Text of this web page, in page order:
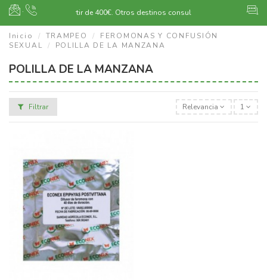
·
Envío gratuito a partir de 400€. Otros destinos consultar
Inicio TRAMPEO
FEROMONAS Y CONFUSIÓN
SEXUAL
POLILLA DE LA MANZANA
POLILLA DE LA MANZANA
Filtrar Relevancia 1